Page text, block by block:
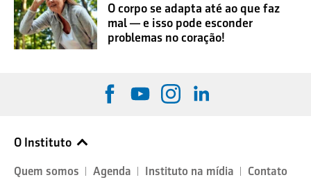
O corpo se adapta até ao que faz
mal — e isso pode esconder
problemas no coração!
O Instituto
Quem somos Agenda Instituto na mídia
Contato